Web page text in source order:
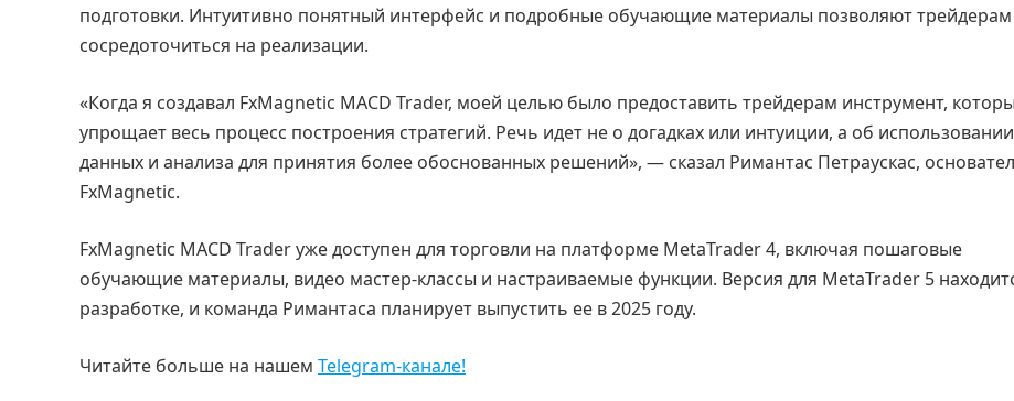
подготовки. Интуитивно понятный интерфейс и подробные обучающие материалы позволяют трейдерам
сосредоточиться на реализации.
«Когда я создавал FxMagnetic MACD Trader, моей целью было предоставить трейдерам инструмент,
упрощает весь процесс построения стратегий. Речь идет не о догадках или интуиции, а об использовании
данных и анализа для принятия более обоснованных решений», — сказал Римантас Петраускас,
FxMagnetic.
FxMagnetic MACD Trader уже доступен для торговли на платформе MetaTrader 4, включая пошаговые
обучающие материалы, видео мастер-классы и настраиваемые функции. Версия для MetaTrader 5
разработке, и команда Римантаса планирует выпустить ее в 2025 году.
Читайте больше на нашем Telegram-канале!